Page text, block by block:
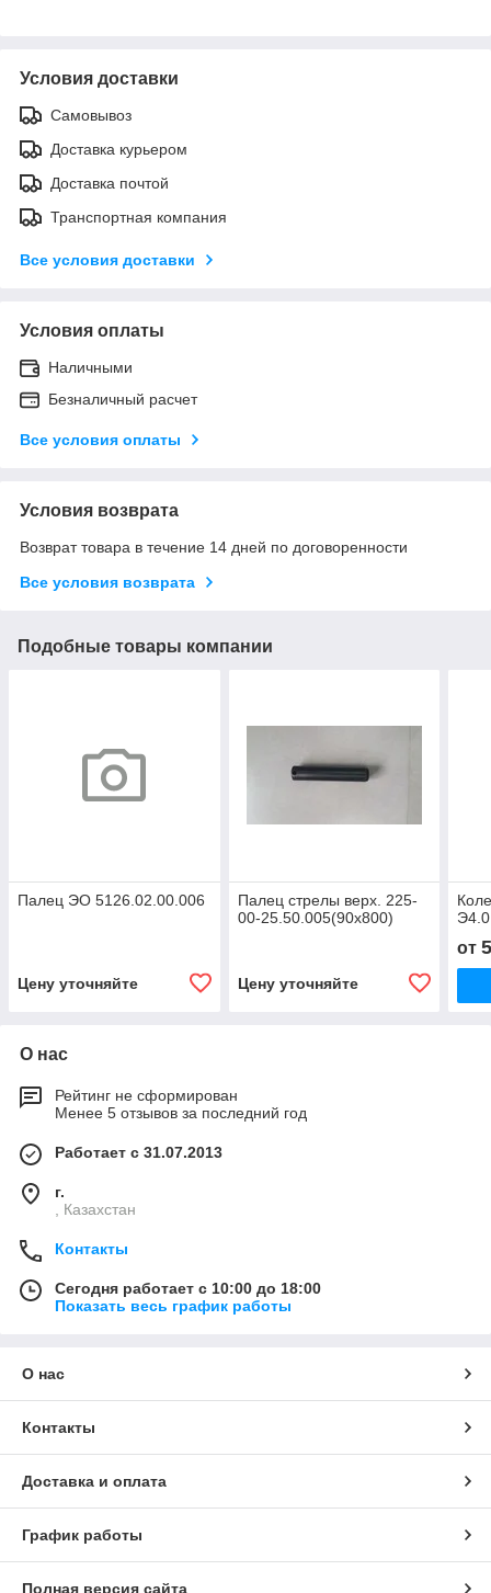
Условия доставки
Самовывоз
Доставка курьером
Доставка почтой
Транспортная компания
Все условия доставки
Условия оплаты
Наличными
Безналичный расчет
Все условия оплаты
Условия возврата
Возврат товара в течение 14 дней по договоренности
Все условия возврата
Подобные товары компании
Палец ЭО 5126.02.00.006
Цену уточняйте
Палец стрелы верх. 225-
00-25.50.005(90х800)
Цену уточняйте
от
О нас
Рейтинг не сформирован
Менее 5 отзывов за последний год
Работает с 31.07.2013
г.
, Казахстан
Контакты
Сегодня работает с 10:00 до 18:00
Показать весь график работы
О нас
Контакты
Доставка и оплата
График работы
Полная версия сайта